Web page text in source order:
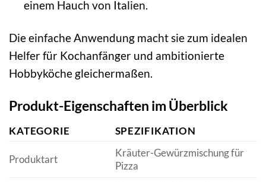
einem Hauch von Italien.
Die einfache Anwendung macht sie zum idealen
Helfer für Kochanfänger und ambitionierte
Hobbyköche gleichermaßen.
Produkt-Eigenschaften im Überblick
KATEGORIE SPEZIFIKATION
Produktart
Kräuter-Gewürzmischung für
Pizza